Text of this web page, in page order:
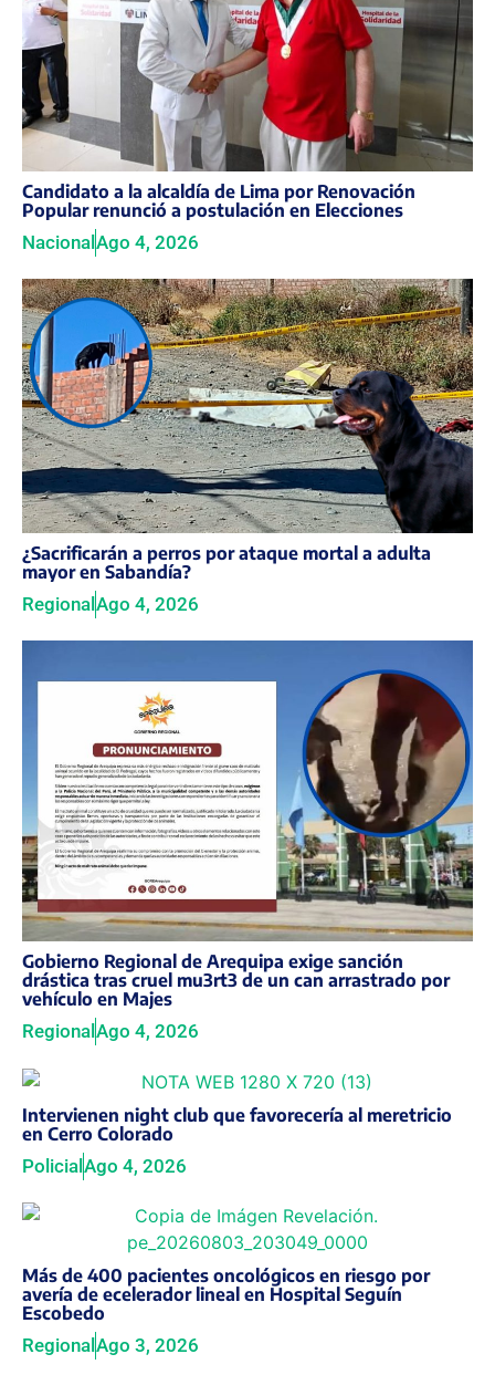
Candidato a la alcaldía de Lima por Renovación
Popular renunció a postulación en Elecciones
Nacional Ago 4, 2026
¿Sacrificarán a perros por ataque mortal a adulta
mayor en Sabandía?
RegionalAgo 4, 2026
Gobierno Regional de Arequipa exige sanción
drástica tras cruel mu3rt3 de un can arrastrado por
vehículo en Majes
RegionalAgo 4, 2026
Intervienen night club que favorecería al meretricio
en Cerro Colorado
Policial Ago 4, 2026
Más de 400 pacientes oncológicos en riesgo por
avería de ecelerador lineal en Hospital Seguín
Escobedo
Regional Ago 3, 2026